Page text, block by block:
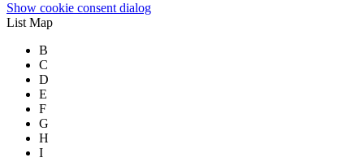
Show cookie consent dialog
List Map
B
C
D
E
F
G
H
I